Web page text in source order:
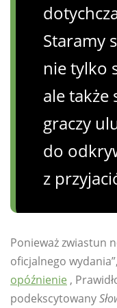
Staramy
nie tylko
ale także
graczy
do
z
Ponieważ zwiastun
oficjalnego
opóźnienie ,
podekscytowany